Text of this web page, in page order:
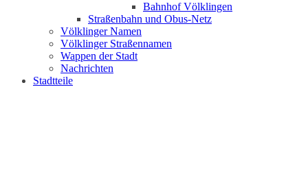
Bahnhof Völklingen
Straßenbahn und Obus-Netz
Völklinger Namen
Völklinger Straßennamen
Wappen der Stadt
Nachrichten
Stadtteile